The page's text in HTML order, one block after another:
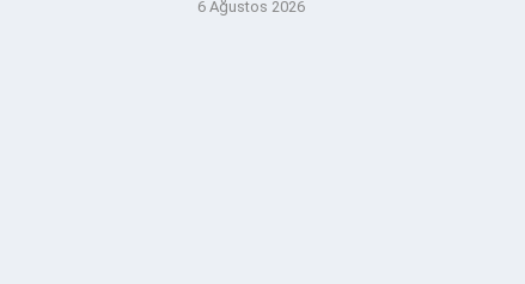
6 Ağustos 2026